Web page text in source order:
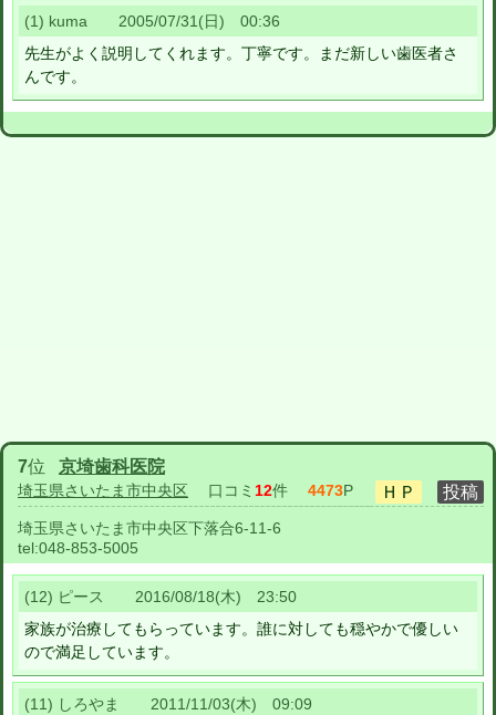
(1) kuma 2005/07/31(日) 00:36
先生がよく説明してくれます。丁寧です。まだ新しい歯医者さ
んです。
7位 京埼歯科医院
埼玉県さいたま市中央区 口コミ 12件 4473P
埼玉県さいたま市中央区下落合6-11-6
tel:048-853-5005
(12) ピース 2016/08/18(木) 23:50
家族が治療してもらっています。誰に対しても穏やかで優しい
ので満足しています。
(11) しろやま 2011/11/03(木) 09:09